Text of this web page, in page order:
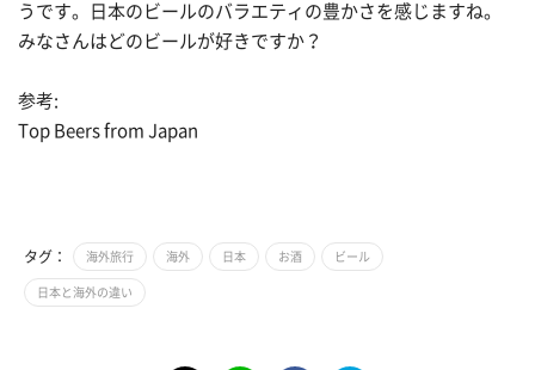
うです。日本のビールのバラエティの豊かさを感じますね。
みなさんはどのビールが好きですか？
参考:
Top Beers from Japan
タグ： 海外旅行 海外 日本 お酒 ビール
日本と海外の違い